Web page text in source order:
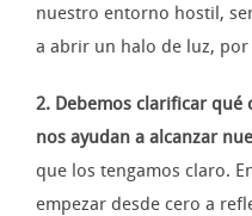
nuestro entorno hostil,
a abrir un halo de luz,
2. Debemos clarificar
nos ayudan a alcanzar
que los tengamos claro.
empezar desde cero a